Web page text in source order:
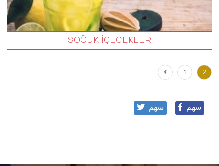
SOĞUK İÇECEKLER
1 2
سهم سهم